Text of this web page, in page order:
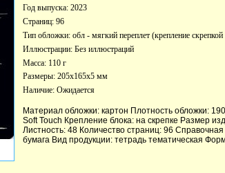
Год выпуска: 2023
Страниц: 96
Тип обложки: обл - мягкий переплет (крепление
Иллюстрации: Без иллюстраций
Масса: 110 г
Размеры: 205x165x5 мм
Наличие: Ожидается
Материал обложки: картон Плотность обложки:
Soft Touch Крепление блока: на скрепке Размер
Листность: 48 Количество страниц: 96
бумага Вид продукции: тетрадь тематическая